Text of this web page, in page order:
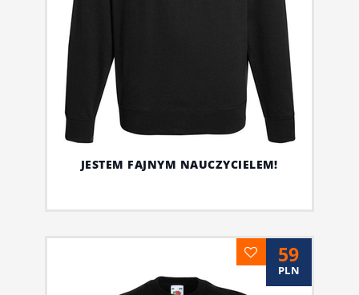
JESTEM FAJNYM NAUCZYCIELEM!
59
PLN